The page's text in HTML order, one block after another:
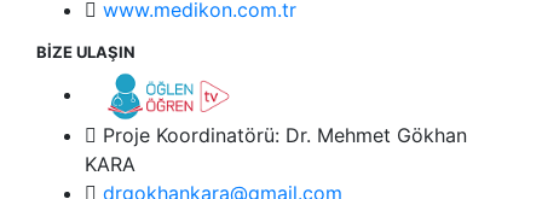
www.medikon.com.tr
BİZE ULAŞIN
Proje Koordinatörü: Dr. Mehmet Gökhan
KARA
drgokhankara@gmail.com